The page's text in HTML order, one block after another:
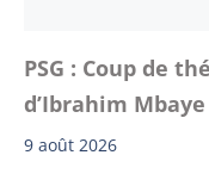
PSG : Coup de
d’Ibrahim Mbaye
9 août 2026